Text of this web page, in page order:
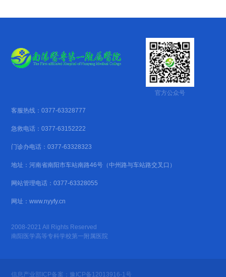
官方公众号
客服热线：0377-63328777
急救电话：0377-63152222
门诊办电话：0377-63328323
地址：河南省南阳市车站南路46号（中州路与车站路交叉口）
网站管理电话：0377-63328055
网址：www.nyyfy.cn
2008-2021 All Rights Reserved
南阳医学高等专科学校第一附属医院
信息产业部ICP备案：豫ICP备12013916-1号